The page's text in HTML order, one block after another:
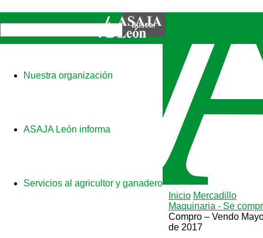
Nuestra organización
ASAJA León informa
Servicios al agricultor y ganadero
Inicio Mercadillo
Maquinaria - Se
Compro – Vendo
de 2017